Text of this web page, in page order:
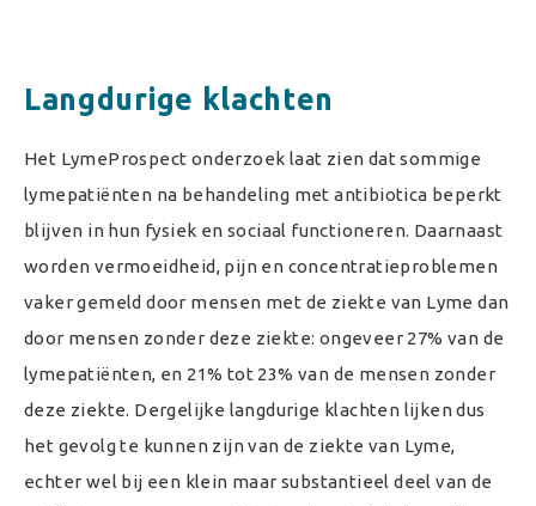
Langdurige klachten
Het LymeProspect onderzoek laat zien dat sommige
lymepatiënten na behandeling met antibiotica beperkt
blijven in hun fysiek en sociaal functioneren. Daarnaast
worden vermoeidheid, pijn en concentratieproblemen
vaker gemeld door mensen met de ziekte van Lyme dan
door mensen zonder deze ziekte: ongeveer 27% van de
lymepatiënten, en 21% tot 23% van de mensen zonder
deze ziekte. Dergelijke langdurige klachten lijken dus
het gevolg te kunnen zijn van de ziekte van Lyme,
echter wel bij een klein maar substantieel deel van de